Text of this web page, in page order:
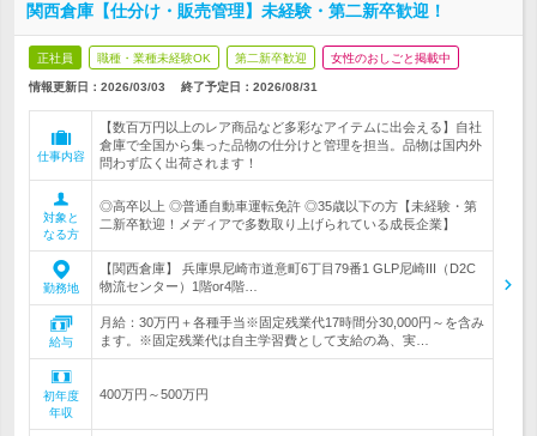
関西倉庫【仕分け・販売管理】未経験・第二新卒歓迎！
正社員 職種・業種未経験OK 第二新卒歓迎 女性のおしごと掲載中
情報更新日：2026/03/03 終了予定日： 2026/08/31
仕事内容
【数百万円以上のレア商品など多彩なアイテムに出会える】自社
倉庫で全国から集った品物の仕分けと管理を担当。品物は国内外
問わず広く出荷されます！
対象と
なる方
◎高卒以上 ◎普通自動車運転免許 ◎35歳以下の方【未経験・第
二新卒歓迎！メディアで多数取り上げられている成長企業】
勤務地
【関西倉庫】 兵庫県尼崎市道意町6丁目79番1 GLP尼崎III（D2C
物流センター）1階or4階…
給与
月給：30万円＋各種手当※固定残業代17時間分30,000円～を含み
ます。※固定残業代は自主学習費として支給の為、実…
初年度
年収
400万円～500万円